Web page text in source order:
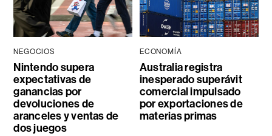
NEGOCIOS
Nintendo supera
expectativas de
ganancias por
devoluciones de
aranceles y ventas de
dos juegos
ECONOMÍA
Australia registra
inesperado superávit
comercial impulsado
por exportaciones de
materias primas